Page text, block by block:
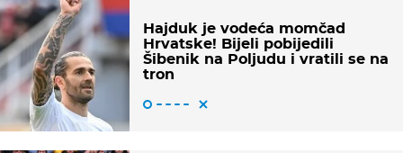
Hajduk je vodeća momčad
Hrvatske! Bijeli pobijedili
Šibenik na Poljudu i vratili se na
tron